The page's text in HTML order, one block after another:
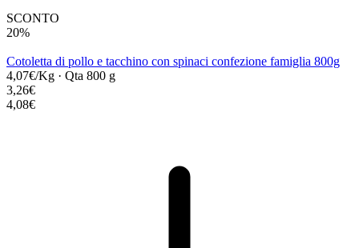
SCONTO
20%
Cotoletta di pollo e tacchino con spinaci confezione famiglia 800g
4,07€/Kg · Qta 800 g
3,26€
4,08€